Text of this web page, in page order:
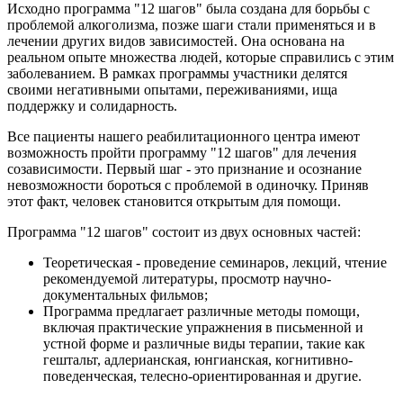
Исходно программа "12 шагов" была создана для борьбы с
проблемой алкоголизма, позже шаги стали применяться и в
лечении других видов зависимостей. Она основана на
реальном опыте множества людей, которые справились с этим
заболеванием. В рамках программы участники делятся
своими негативными опытами, переживаниями, ища
поддержку и солидарность.
Все пациенты нашего реабилитационного центра имеют
возможность пройти программу "12 шагов" для лечения
созависимости. Первый шаг - это признание и осознание
невозможности бороться с проблемой в одиночку. Приняв
этот факт, человек становится открытым для помощи.
Программа "12 шагов" состоит из двух основных частей:
Теоретическая - проведение семинаров, лекций, чтение
рекомендуемой литературы, просмотр научно-
документальных фильмов;
Программа предлагает различные методы помощи,
включая практические упражнения в письменной и
устной форме и различные виды терапии, такие как
гештальт, адлерианская, юнгианская, когнитивно-
поведенческая, телесно-ориентированная и другие.